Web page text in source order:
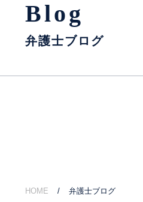
Blog
弁護士ブログ
HOME 弁護士ブログ